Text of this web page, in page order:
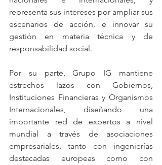
representa sus intereses por ampliar sus
escenarios de acción, e innovar su
gestión en materia técnica y de
responsabilidad social.
Por su parte, Grupo IG mantiene
estrechos lazos con Gobiernos,
Instituciones Financieras y Organismos
Internacionales, diseñando una
importante red de expertos a nivel
mundial a través de asociaciones
empresariales, tanto con ingenierías
destacadas europeas como con